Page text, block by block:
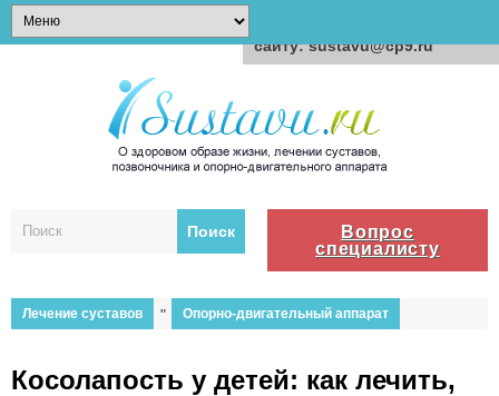
Вопрос
специалисту
Лечение суставов " Опорно-двигательный аппарат
Косолапость у детей: как лечить,
сайту: sustavu@cp9.ru